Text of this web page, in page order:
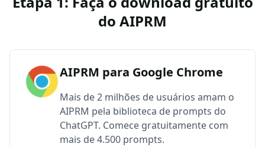
do AIPRM
AIPRM para Google Chrome
Mais de 2 milhões de usuários amam o
AIPRM pela biblioteca de prompts do
ChatGPT. Comece gratuitamente com
mais de 4.500 prompts.